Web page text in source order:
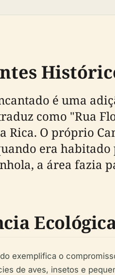
é uma
como "Rua
Rica. O próprio
era
a área fazia
exemplifica o
de aves, insetos e